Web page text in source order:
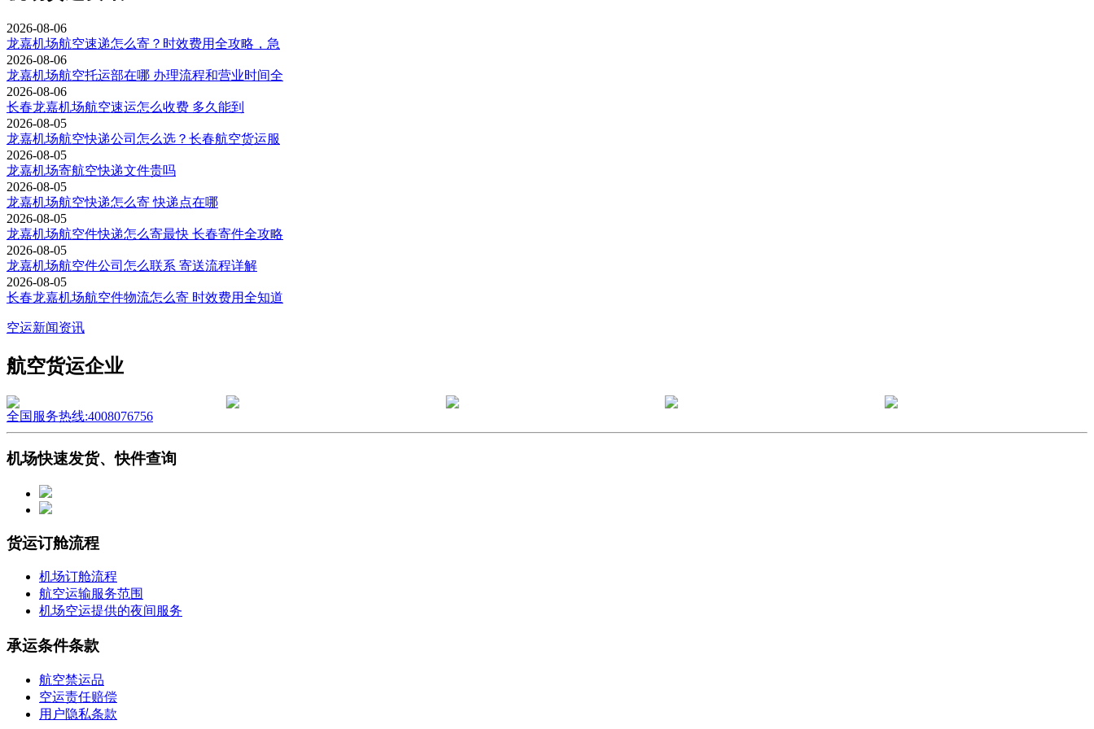
2026-08-06
龙嘉机场航空速递怎么寄？时效费用全攻略，急
2026-08-06
龙嘉机场航空托运部在哪 办理流程和营业时间全
2026-08-06
长春龙嘉机场航空速运怎么收费 多久能到
2026-08-05
龙嘉机场航空快递公司怎么选？长春航空货运服
2026-08-05
龙嘉机场寄航空快递文件贵吗
2026-08-05
龙嘉机场航空快递怎么寄 快递点在哪
2026-08-05
龙嘉机场航空件快递怎么寄最快 长春寄件全攻略
2026-08-05
龙嘉机场航空件公司怎么联系 寄送流程详解
2026-08-05
长春龙嘉机场航空件物流怎么寄 时效费用全知道
空运新闻资讯
航空货运企业
全国服务热线:4008076756
机场快速发货、快件查询
货运订舱流程
机场订舱流程
航空运输服务范围
机场空运提供的夜间服务
承运条件条款
航空禁运品
空运责任赔偿
用户隐私条款